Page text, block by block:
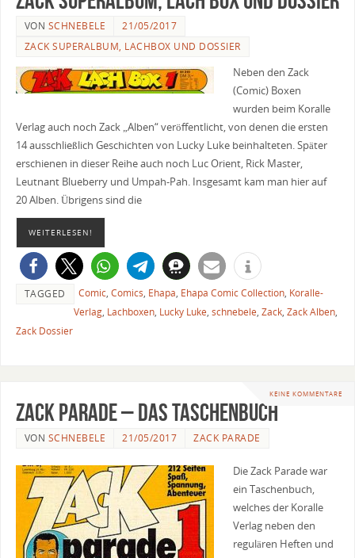
VON SCHNEBELE
21/05/2017
ZACK SUPERALBUM, LACHBOX UND DOSSIER
Neben den Zack
(Comic) Boxen
wurden beim Koralle
Verlag auch noch Zack „Alben“ veröffentlicht, von denen die ersten
14 ausschließlich Geschichten von Lucky Luke beinhalteten. Später
erschienen in dieser Reihe auch noch Luc Orient, Rick Master,
Leutnant Blueberry und Umpah-Pah. Insgesamt kam man hier auf
20 Alben. Übrigens sind die
WEITERLESEN!
TAGGED Comic, Comics, Ehapa, Ehapa Comic Collection, Koralle-
Verlag, Lachboxen, Lucky Luke, schnebele, Zack, Zack Alben,
Zack Dossier
KEINE KOMMENTARE
Zack Parade – Das Taschenbuch
VON SCHNEBELE 21/05/2017 ZACK PARADE
Die Zack Parade war
ein Taschenbuch,
welches der Koralle
Verlag neben den
regulären Heften und